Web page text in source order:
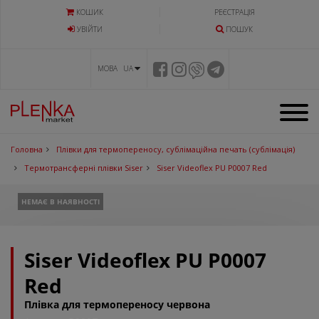
КОШИК
РЕЄСТРАЦІЯ
УВIЙТИ
ПОШУК
МОВА UA
Головна
Плівки для термопереносу, сублімаційна печать (сублімація)
Термотрансферні плівки Siser
Siser Videoflex PU P0007 Red
НЕМАЄ В НАЯВНОСТІ
Siser Videoflex PU P0007
Red
Плівка для термопереносу червона